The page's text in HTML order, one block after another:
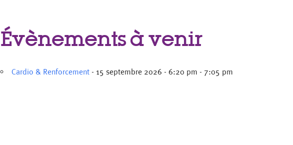
Évènements à venir
Cardio & Renforcement - 15 septembre 2026 - 6:20 pm - 7:05 pm